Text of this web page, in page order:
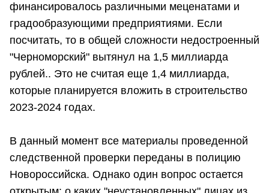
финансировалось различными меценатами и
градообразующими предприятиями. Если
посчитать, то в общей сложности недостроенный
"Черноморский" вытянул на 1,5 миллиарда
рублей.. Это не считая еще 1,4 миллиарда,
которые планируется вложить в строительство
2023-2024 годах.
В данный момент все материалы проведенной
следственной проверки переданы в полицию
Новороссийска. Однако один вопрос остается